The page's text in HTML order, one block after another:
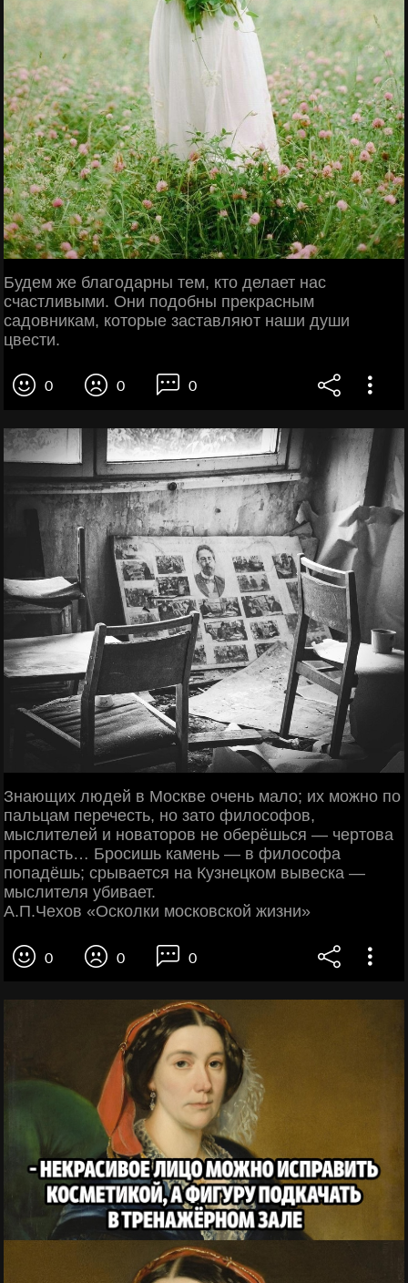
Будем же благодарны тем, кто делает нас
счастливыми. Они подобны прекрасным
садовникам, которые заставляют наши души
цвести.
0 0 0
Знающих людей в Москве очень мало; их можно по
пальцам перечесть, но зато философов,
мыслителей и новаторов не оберёшься — чертова
пропасть… Бросишь камень — в философа
попадёшь; срывается на Кузнецком вывеска —
мыслителя убивает.
А.П.Чехов «Осколки московской жизни»
0 0 0